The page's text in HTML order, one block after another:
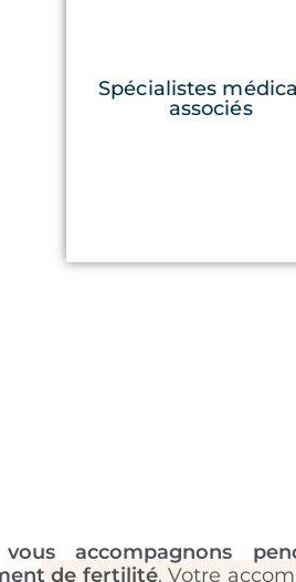
Spécialistes
associés
accompagnons
de fertilité. Votre